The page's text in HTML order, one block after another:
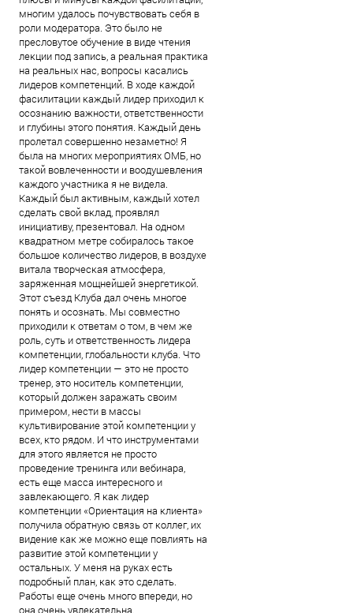
многим удалось почувствовать себя в
роли модератора. Это было не
пресловутое обучение в виде чтения
лекции под запись, а реальная практика
на реальных нас, вопросы касались
лидеров компетенций. В ходе каждой
фасилитации каждый лидер приходил к
осознанию важности, ответственности
и глубины этого понятия. Каждый день
пролетал совершенно незаметно! Я
была на многих мероприятиях ОМБ, но
такой вовлеченности и воодушевления
каждого участника я не видела.
Каждый был активным, каждый хотел
сделать свой вклад, проявлял
инициативу, презентовал. На одном
квадратном метре собиралось такое
большое количество лидеров, в воздухе
витала творческая атмосфера,
заряженная мощнейшей энергетикой.
Этот съезд Клуба дал очень многое
понять и осознать. Мы совместно
приходили к ответам о том, в чем же
роль, суть и ответственность лидера
компетенции, глобальности клуба. Что
лидер компетенции — это не просто
тренер, это носитель компетенции,
который должен заражать своим
примером, нести в массы
культивирование этой компетенции у
всех, кто рядом. И что инструментами
для этого является не просто
проведение тренинга или вебинара,
есть еще масса интересного и
завлекающего. Я как лидер
компетенции «Ориентация на клиента»
получила обратную связь от коллег, их
видение как же можно еще повлиять на
развитие этой компетенции у
остальных. У меня на руках есть
подробный план, как это сделать.
Работы еще очень много впереди, но
она очень увлекательна.